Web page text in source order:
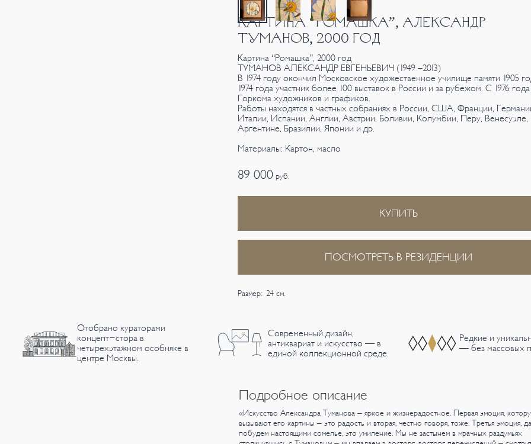
КАРТИНА “РОМАШКА”, АЛЕКСАНДР
ТУМАНОВ, 2000 ГОД
Картина “Ромашка”, 2000 год
ТУМАНОВ АЛЕКСАНДР ЕВГЕНЬЕВИЧ (1949 –2013)
В 1974 году окончил Московское художественное училище памяти 1905
1974 года участник более 100 выставок в России и за рубежом. С 1976
Горкома художников и графиков.
Работы находятся в частных собраниях в России, США, Франции,
Италии, Испании, Англии, Австрии, Боливии, Колумбии, Перу, Венесуэле,
Аргентине, Бразилии, Японии и др.
Материалы: Картон, масло
89 000руб.
КУПИТЬ
ПОСМОТРЕТЬ В РЕЗИДЕНЦИИ
Размер: 24 см.
Отобрано кураторами
концепт-стора в
четырехэтажном особняке в
центре Москвы.
Современный дизайн,
антиквариат и искусство — в
единой коллекционной среде.
Редкие и
— без массовых
Подробное описание
«Искусство Александра Туманова – яркое и жизнерадостное. Первая эмоция,
вызывают его картины – это радость и вторая, честно говоря, тоже. Третья эмоция,
побудем настоящими сомелье, это умиление. Мы не застынем в мрачных раздумьях